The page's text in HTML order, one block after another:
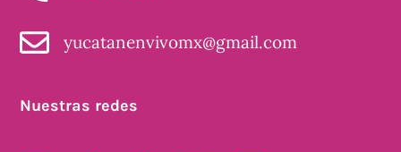
yucatanenvivomx@gmail.com
Nuestras redes